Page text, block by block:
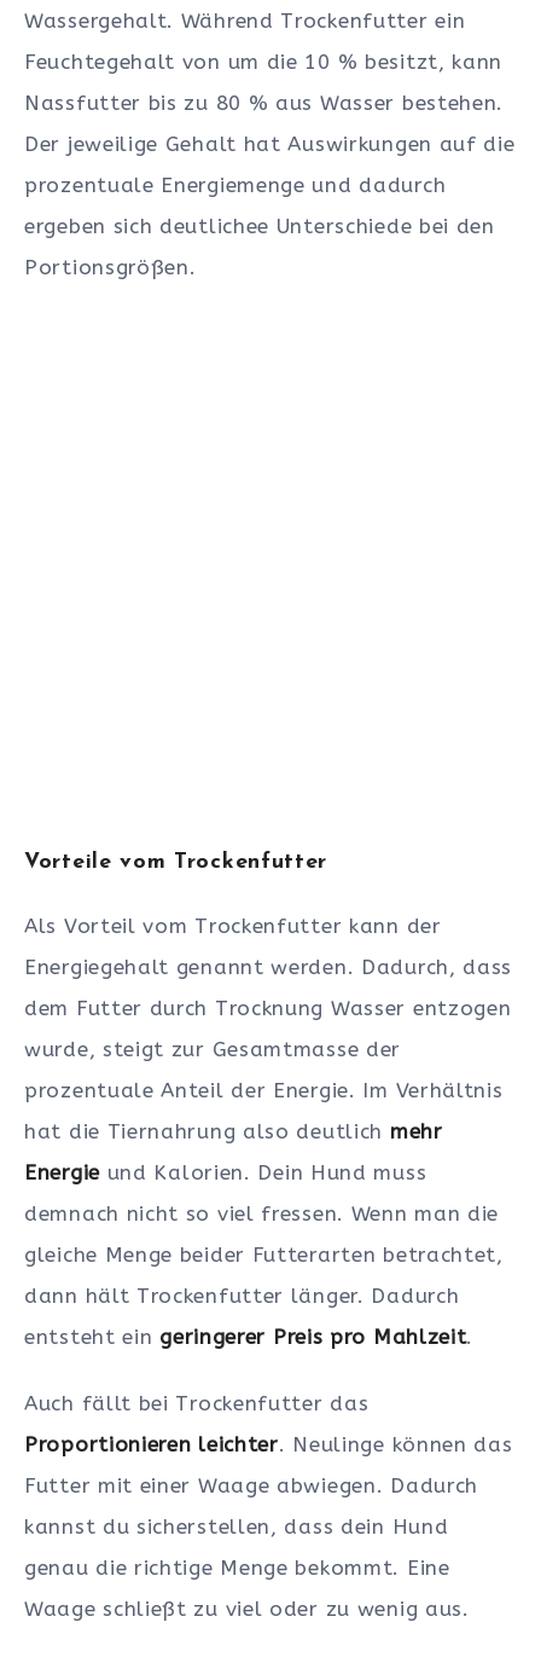
Wassergehalt. Während Trockenfutter ein
Feuchtegehalt von um die 10 % besitzt, kann
Nassfutter bis zu 80 % aus Wasser bestehen.
Der jeweilige Gehalt hat Auswirkungen auf die
prozentuale Energiemenge und dadurch
ergeben sich deutlichee Unterschiede bei den
Portionsgrößen.
Vorteile vom Trockenfutter
Als Vorteil vom Trockenfutter kann der
Energiegehalt genannt werden. Dadurch, dass
dem Futter durch Trocknung Wasser entzogen
wurde, steigt zur Gesamtmasse der
prozentuale Anteil der Energie. Im Verhältnis
hat die Tiernahrung also deutlich mehr
Energieund Kalorien. Dein Hund muss
demnach nicht so viel fressen. Wenn man die
gleiche Menge beider Futterarten betrachtet,
dann hält Trockenfutter länger. Dadurch
entsteht ein geringerer Preis pro Mahlzeit.
Auch fällt bei Trockenfutter das
Proportionieren leichter. Neulinge können das
Futter mit einer Waage abwiegen. Dadurch
kannst du sicherstellen, dass dein Hund
genau die richtige Menge bekommt. Eine
Waage schließt zu viel oder zu wenig aus.